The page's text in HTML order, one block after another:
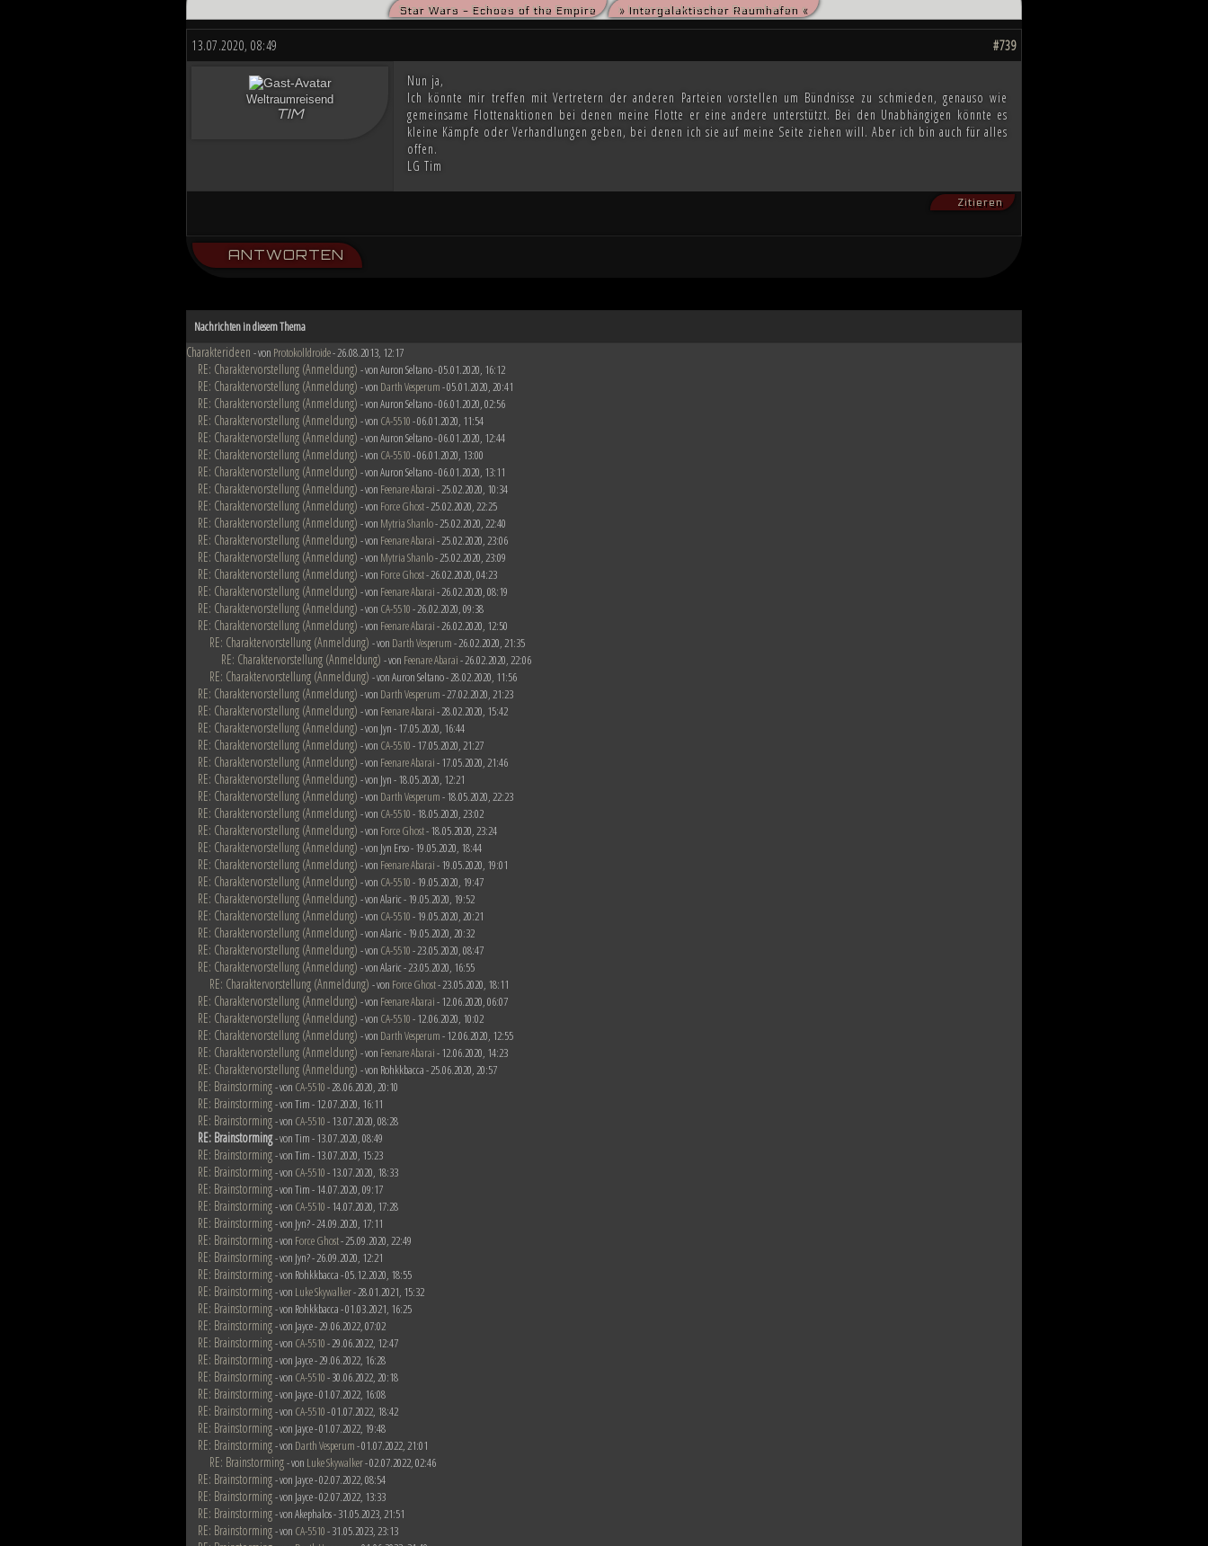
Düstere Zeiten ziehen auf. Während die kriegsmüden Bürger der Galaxis nach der Schlacht von Endor noch den Frieden herbeisehnten, scheint das Ende des Kampfes
nun in weiter Ferne. Der Entscheid um die Vorherrschaft in der Galaxis wird erst noch fallen und niemand vermag auch nur zu erahnen, wie die Zukunft von Millionen
von Planeten aussehen wird....
Star Wars - Echoes of the Empire » Intergalaktischer Raumhafen «
#739
13.07.2020, 08:49
Weltraumreisend
TIM
Nun ja,
Ich könnte mir treffen mit Vertretern der anderen Parteien vorstellen um Bündnisse zu schmieden, genauso wie
gemeinsame Flottenaktionen bei denen meine Flotte er eine andere unterstützt. Bei den Unabhängigen könnte es
kleine Kämpfe oder Verhandlungen geben, bei denen ich sie auf meine Seite ziehen will. Aber ich bin auch für alles
offen.
LG Tim
Zitieren
ANTWORTEN
Nachrichten in diesem Thema
Charakterideen - von Protokolldroide- 26.08.2013, 12:17
RE: Charaktervorstellung (Anmeldung) - von Auron Seltano - 05.01.2020, 16:12
RE: Charaktervorstellung (Anmeldung) - von Darth Vesperum- 05.01.2020, 20:41
RE: Charaktervorstellung (Anmeldung) - von Auron Seltano - 06.01.2020, 02:56
RE: Charaktervorstellung (Anmeldung) - von CA-5510- 06.01.2020, 11:54
RE: Charaktervorstellung (Anmeldung) - von Auron Seltano - 06.01.2020, 12:44
RE: Charaktervorstellung (Anmeldung) - von CA-5510- 06.01.2020, 13:00
RE: Charaktervorstellung (Anmeldung) - von Auron Seltano - 06.01.2020, 13:11
RE: Charaktervorstellung (Anmeldung) - von Feenare Abarai- 25.02.2020, 10:34
RE: Charaktervorstellung (Anmeldung) - von Force Ghost- 25.02.2020, 22:25
RE: Charaktervorstellung (Anmeldung) - von Mytria Shanlo- 25.02.2020, 22:40
RE: Charaktervorstellung (Anmeldung) - von Feenare Abarai- 25.02.2020, 23:06
RE: Charaktervorstellung (Anmeldung) - von Mytria Shanlo- 25.02.2020, 23:09
RE: Charaktervorstellung (Anmeldung) - von Force Ghost- 26.02.2020, 04:23
RE: Charaktervorstellung (Anmeldung) - von Feenare Abarai- 26.02.2020, 08:19
RE: Charaktervorstellung (Anmeldung) - von CA-5510- 26.02.2020, 09:38
RE: Charaktervorstellung (Anmeldung) - von Feenare Abarai- 26.02.2020, 12:50
RE: Charaktervorstellung (Anmeldung) - von Darth Vesperum- 26.02.2020, 21:35
RE: Charaktervorstellung (Anmeldung) - von Feenare Abarai- 26.02.2020, 22:06
RE: Charaktervorstellung (Anmeldung) - von Auron Seltano - 28.02.2020, 11:56
RE: Charaktervorstellung (Anmeldung) - von Darth Vesperum- 27.02.2020, 21:23
RE: Charaktervorstellung (Anmeldung) - von Feenare Abarai- 28.02.2020, 15:42
RE: Charaktervorstellung (Anmeldung) - von Jyn - 17.05.2020, 16:44
RE: Charaktervorstellung (Anmeldung) - von CA-5510- 17.05.2020, 21:27
RE: Charaktervorstellung (Anmeldung) - von Feenare Abarai- 17.05.2020, 21:46
RE: Charaktervorstellung (Anmeldung) - von Jyn - 18.05.2020, 12:21
RE: Charaktervorstellung (Anmeldung) - von Darth Vesperum- 18.05.2020, 22:23
RE: Charaktervorstellung (Anmeldung) - von CA-5510- 18.05.2020, 23:02
RE: Charaktervorstellung (Anmeldung) - von Force Ghost- 18.05.2020, 23:24
RE: Charaktervorstellung (Anmeldung) - von Jyn Erso - 19.05.2020, 18:44
RE: Charaktervorstellung (Anmeldung) - von Feenare Abarai- 19.05.2020, 19:01
RE: Charaktervorstellung (Anmeldung) - von CA-5510- 19.05.2020, 19:47
RE: Charaktervorstellung (Anmeldung) - von Alaric - 19.05.2020, 19:52
RE: Charaktervorstellung (Anmeldung) - von CA-5510- 19.05.2020, 20:21
RE: Charaktervorstellung (Anmeldung) - von Alaric - 19.05.2020, 20:32
RE: Charaktervorstellung (Anmeldung) - von CA-5510- 23.05.2020, 08:47
RE: Charaktervorstellung (Anmeldung) - von Alaric - 23.05.2020, 16:55
RE: Charaktervorstellung (Anmeldung) - von Force Ghost- 23.05.2020, 18:11
RE: Charaktervorstellung (Anmeldung) - von Feenare Abarai- 12.06.2020, 06:07
RE: Charaktervorstellung (Anmeldung) - von CA-5510- 12.06.2020, 10:02
RE: Charaktervorstellung (Anmeldung) - von Darth Vesperum- 12.06.2020, 12:55
RE: Charaktervorstellung (Anmeldung) - von Feenare Abarai- 12.06.2020, 14:23
RE: Charaktervorstellung (Anmeldung) - von Rohkkbacca - 25.06.2020, 20:57
RE: Brainstorming- von CA-5510- 28.06.2020, 20:10
RE: Brainstorming- von Tim - 12.07.2020, 16:11
RE: Brainstorming- von CA-5510- 13.07.2020, 08:28
RE: Brainstorming- von Tim - 13.07.2020, 08:49
RE: Brainstorming- von Tim - 13.07.2020, 15:23
RE: Brainstorming- von CA-5510- 13.07.2020, 18:33
RE: Brainstorming- von Tim - 14.07.2020, 09:17
RE: Brainstorming- von CA-5510- 14.07.2020, 17:28
RE: Brainstorming- von Jyn? - 24.09.2020, 17:11
RE: Brainstorming- von Force Ghost- 25.09.2020, 22:49
RE: Brainstorming- von Jyn? - 26.09.2020, 12:21
RE: Brainstorming- von Rohkkbacca - 05.12.2020, 18:55
RE: Brainstorming- von Luke Skywalker- 28.01.2021, 15:32
RE: Brainstorming- von Rohkkbacca - 01.03.2021, 16:25
RE: Brainstorming- von Jayce - 29.06.2022, 07:02
RE: Brainstorming- von CA-5510- 29.06.2022, 12:47
RE: Brainstorming- von Jayce - 29.06.2022, 16:28
RE: Brainstorming- von CA-5510- 30.06.2022, 20:18
RE: Brainstorming- von Jayce - 01.07.2022, 16:08
RE: Brainstorming- von CA-5510- 01.07.2022, 18:42
RE: Brainstorming- von Jayce - 01.07.2022, 19:48
RE: Brainstorming- von Darth Vesperum- 01.07.2022, 21:01
RE: Brainstorming- von Luke Skywalker- 02.07.2022, 02:46
RE: Brainstorming- von Jayce - 02.07.2022, 08:54
RE: Brainstorming- von Jayce - 02.07.2022, 13:33
RE: Brainstorming- von Akephalos - 31.05.2023, 21:51
RE: Brainstorming- von CA-5510- 31.05.2023, 23:13